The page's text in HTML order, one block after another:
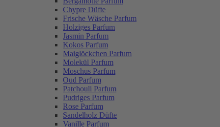
Chypre Düfte
Frische Wäsche Parfum
Holziges Parfum
Jasmin Parfum
Kokos Parfum
Maiglöckchen Parfum
Molekül Parfum
Moschus Parfum
Oud Parfum
Patchouli Parfum
Pudriges Parfum
Rose Parfum
Sandelholz Düfte
Vanille Parfum